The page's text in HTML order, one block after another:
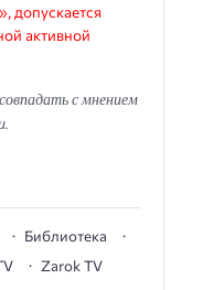
допускается
активной
с мнением
Библиотека
Zarok TV